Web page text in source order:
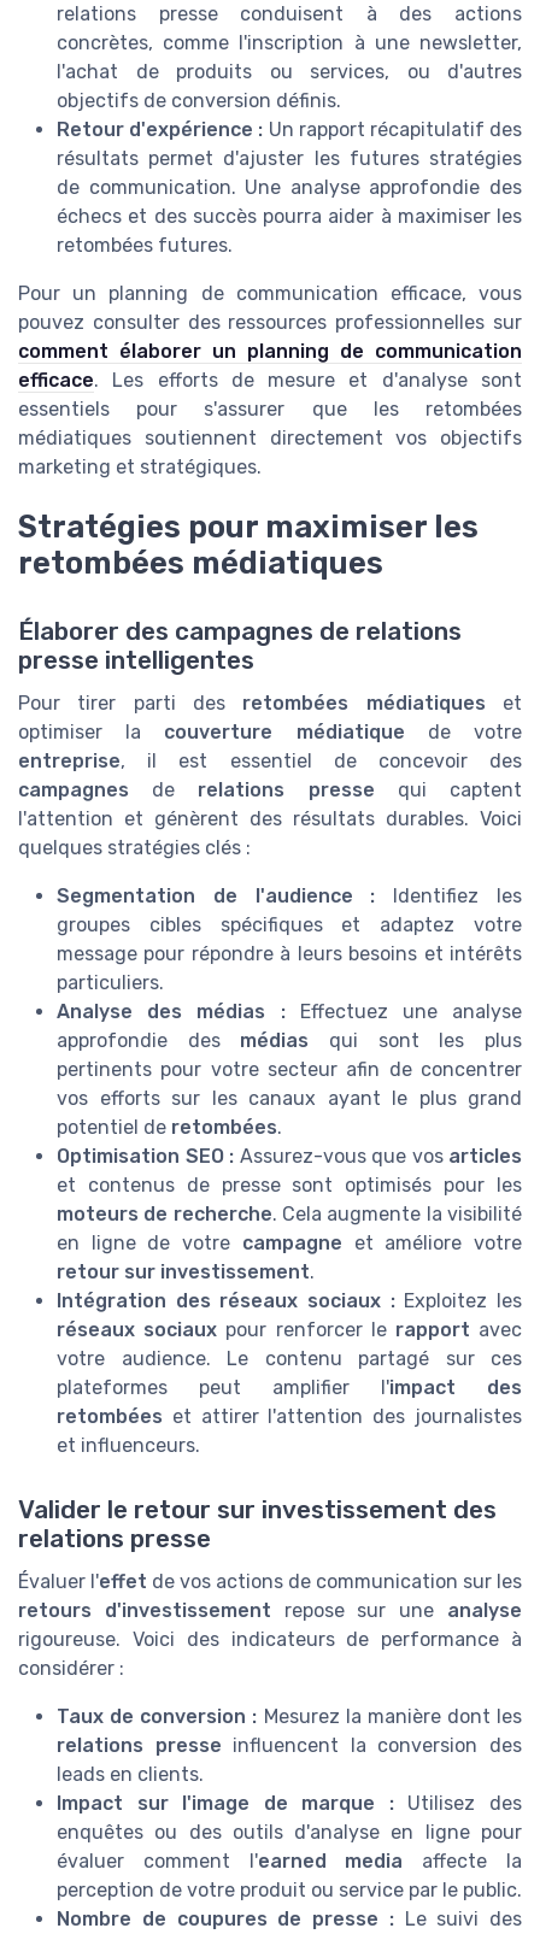
relations presse conduisent à des actions
concrètes, comme l'inscription à une newsletter,
l'achat de produits ou services, ou d'autres
objectifs de conversion définis.
Retour d'expérience : Un rapport récapitulatif des
résultats permet d'ajuster les futures stratégies
de communication. Une analyse approfondie des
échecs et des succès pourra aider à maximiser les
retombées futures.
Pour un planning de communication efficace, vous
pouvez consulter des ressources professionnelles sur
comment élaborer un planning de communication
efficace. Les efforts de mesure et d'analyse sont
essentiels pour s'assurer que les retombées
médiatiques soutiennent directement vos objectifs
marketing et stratégiques.
Stratégies pour maximiser les
retombées médiatiques
Élaborer des campagnes de relations
presse intelligentes
Pour tirer parti des retombées médiatiques et
optimiser la couverture médiatique de votre
entreprise, il est essentiel de concevoir des
campagnes de relations presse qui captent
l'attention et génèrent des résultats durables. Voici
quelques stratégies clés :
Segmentation de l'audience : Identifiez les
groupes cibles spécifiques et adaptez votre
message pour répondre à leurs besoins et intérêts
particuliers.
Analyse des médias :Effectuez une analyse
approfondie des médias qui sont les plus
pertinents pour votre secteur afin de concentrer
vos efforts sur les canaux ayant le plus grand
potentiel de retombées.
Optimisation SEO : Assurez-vous que vos articles
et contenus de presse sont optimisés pour les
moteurs de recherche. Cela augmente la visibilité
en ligne de votre campagne et améliore votre
retour sur investissement.
Intégration des réseaux sociaux :Exploitez les
réseaux sociaux pour renforcer le rapport avec
votre audience. Le contenu partagé sur ces
plateformes peut amplifier l'impact des
retombées et attirer l'attention des journalistes
et influenceurs.
Valider le retour sur investissement des
relations presse
Évaluer l'effet de vos actions de communication sur les
retours d'investissement repose sur une analyse
rigoureuse. Voici des indicateurs de performance à
considérer :
Taux de conversion : Mesurez la manière dont les
relations presse influencent la conversion des
leads en clients.
Impact sur l'image de marque :Utilisez des
enquêtes ou des outils d'analyse en ligne pour
évaluer comment l'earned media affecte la
perception de votre produit ou service par le public.
Nombre de coupures de presse :Le suivi des